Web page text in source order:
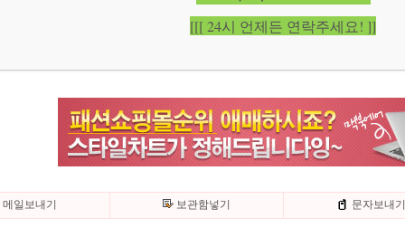
[[[ 24시 언제든 연락주세요! ]]
메일보내기 보관함넣기 문자보내기